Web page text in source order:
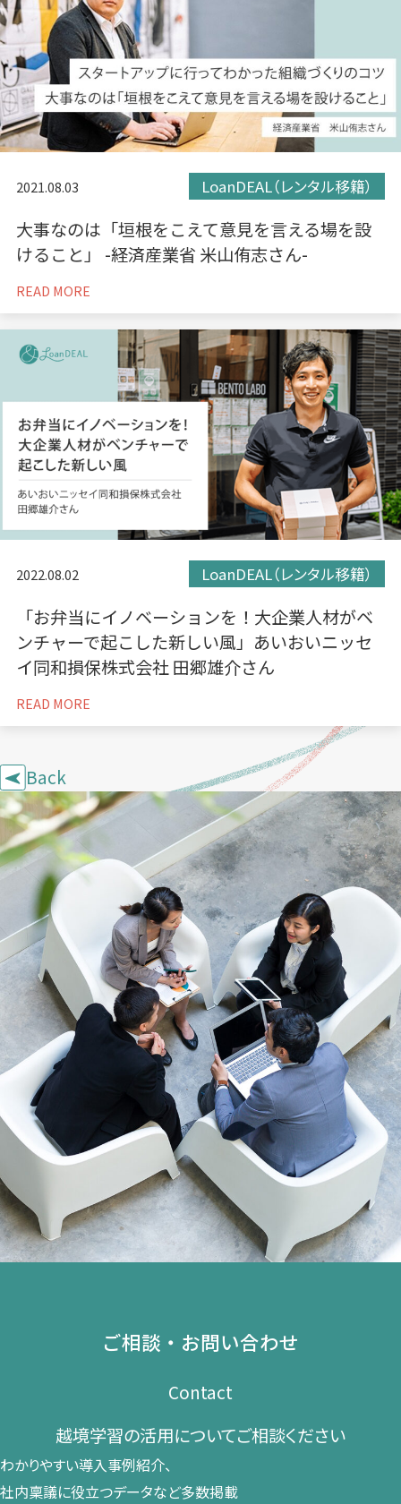
2021.08.03 LoanDEAL（レンタル移籍）
大事なのは「垣根をこえて意見を言える場を設
けること」 -経済産業省 米山侑志さん-
READ MORE
2022.08.02 LoanDEAL（レンタル移籍）
「お弁当にイノベーションを！大企業人材がベ
ンチャーで起こした新しい風」あいおいニッセ
イ同和損保株式会社 田郷雄介さん
READ MORE
Back
ご相談・お問い合わせ
Contact
越境学習の​活用に​ついて​ご相談ください​
わかりやすい導入事例紹介、​
社内稟議に​役立つデータなど​多数掲載